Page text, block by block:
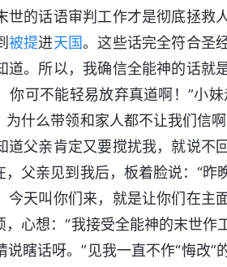
的话语审判工作才是彻底拯救
被提进天国。这些话完全符合圣
。所以，我确信全能神的话就
可不能轻易放弃真道啊！”小
什么带领和家人都不让我们信
父亲肯定又要搅扰我，就说不
父亲见到我后，板着脸说：“昨
天叫你们来，就是让你们在主
心想：“我接受全能神的末世作
瞎话呀。”见我一直不作“悔改”